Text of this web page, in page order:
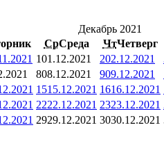
Декабрь 2021
СрСреда ЧтЧетверг
101.12.2021 202.12.2021
808.12.2021 909.12.2021
1515.12.2021 1616.12.2021
2222.12.2021 2323.12.2021
2929.12.2021 3030.12.2021